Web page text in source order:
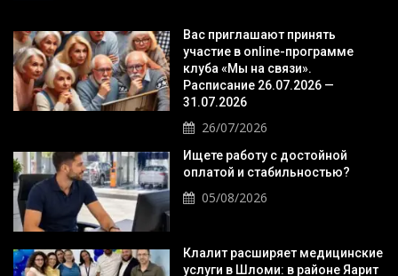
Вас приглашают принять
участие в online-программе
клуба «Мы на связи».
Расписание 26.07.2026 —
31.07.2026
26/07/2026
Ищете работу с достойной
оплатой и стабильностью?
05/08/2026
Клалит расширяет медицинские
услуги в Шломи: в районе Яарит